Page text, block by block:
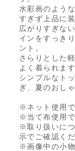
水彩画のよう
すぎず上品に
広がりすぎな
インをすっき
ント。
さらりとした
よく着られます
シンプルなト
ぎ、夏のおし
※ネット使用で
※当て布使用で
※取り扱いに
示でご確認くだ
※画像中の小